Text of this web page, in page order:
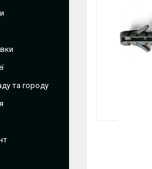
та городу